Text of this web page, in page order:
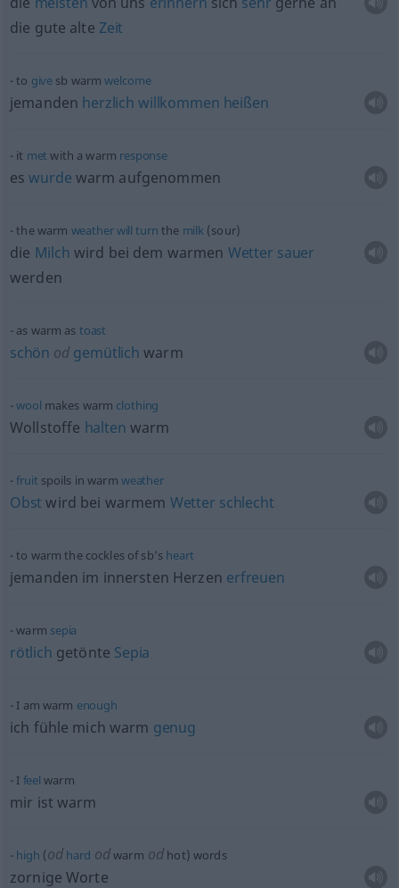
die gute alte Zeit
to give sb warmwelcome
jemanden herzlich willkommen heißen
it met with a warm response
eswurde warm aufgenommen
the warm weatherwill turn the milk (sour)
die Milch wird bei dem warmen Wetter sauer
werden
as warm as toast
schön od gemütlich warm
wool makes warm clothing
Wollstoffe halten warm
fruit spoils in warm weather
Obst wird bei warmem Wetter schlecht
to warm the cockles of sb’s heart
jemanden im innersten Herzen erfreuen
warm sepia
rötlich getönte Sepia
I am warm enough
ich fühle mich warm genug
I feel warm
mir ist warm
high (od hard odwarm od hot) words
zornige Worte